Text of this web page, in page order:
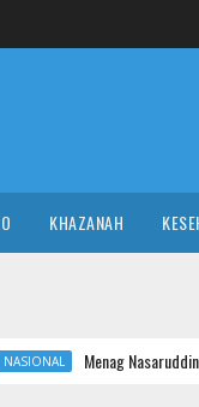
KHAZANAH
Nasaruddin Bawa Dana